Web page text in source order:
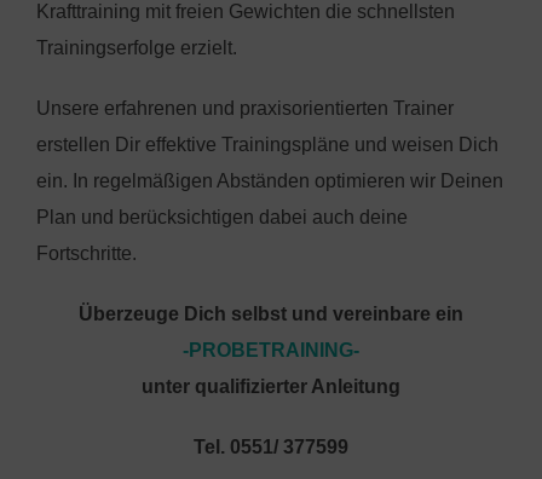
Krafttraining mit freien Gewichten die schnellsten
Trainingserfolge erzielt.
Unsere erfahrenen und praxisorientierten Trainer
erstellen Dir effektive Trainingspläne und weisen Dich
ein. In regelmäßigen Abständen optimieren wir Deinen
Plan und berücksichtigen dabei auch deine
Fortschritte.
Überzeuge Dich selbst und vereinbare ein
-PROBETRAINING-
unter qualifizierter Anleitung
Tel. 0551/ 377599